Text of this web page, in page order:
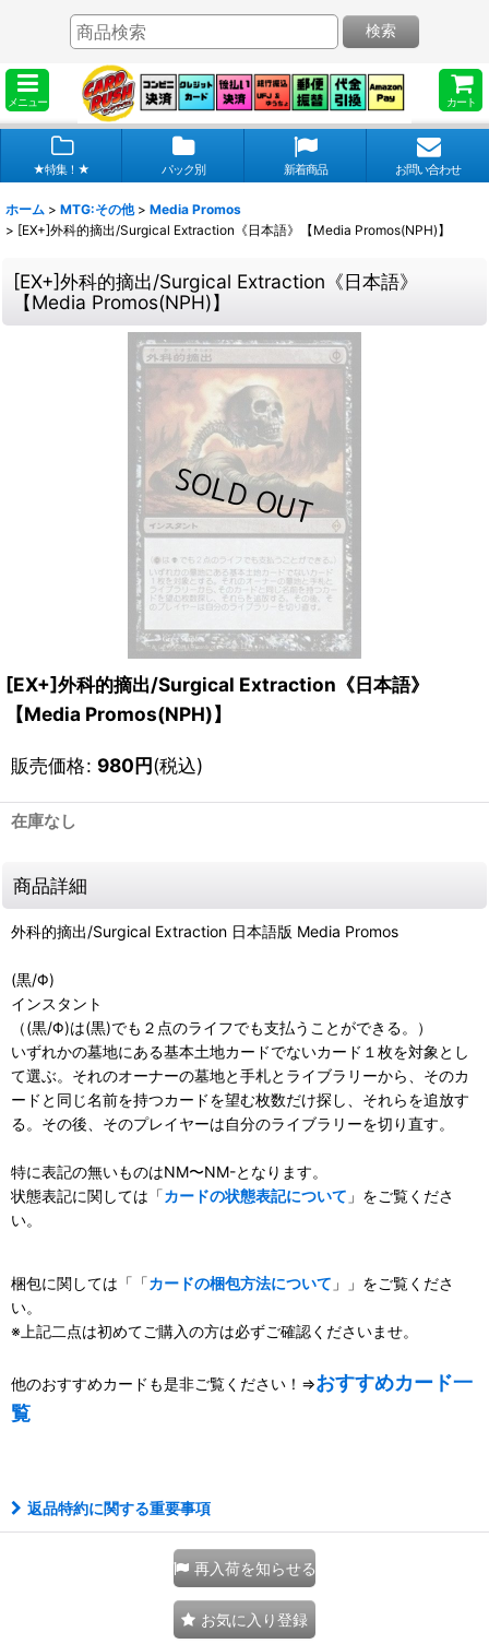
メニュー カート
検索
★特集！★ パック別 新着商品 お問い合わせ
ホーム > MTG:その他 > Media Promos
> [EX+]外科的摘出/Surgical Extraction《日本語》【Media Promos(NPH)】
[EX+]外科的摘出/Surgical Extraction《日本語》
【Media Promos(NPH)】
[EX+]外科的摘出/Surgical Extraction《日本語》
【Media Promos(NPH)】
販売価格: 980円(税込)
在庫なし
商品詳細
外科的摘出/Surgical Extraction 日本語版 Media Promos
(黒/Φ)
インスタント
（(黒/Φ)は(黒)でも２点のライフでも支払うことができる。）
いずれかの墓地にある基本土地カードでないカード１枚を対象とし
て選ぶ。それのオーナーの墓地と手札とライブラリーから、そのカ
ードと同じ名前を持つカードを望む枚数だけ探し、それらを追放す
る。その後、そのプレイヤーは自分のライブラリーを切り直す。
特に表記の無いものはNM〜NM-となります。
状態表記に関しては「カードの状態表記について 」をご覧くださ
い。
梱包に関しては「「カードの梱包方法について 」」をご覧くださ
い。
※上記二点は初めてご購入の方は必ずご確認くださいませ。
他のおすすめカードも是非ご覧ください！⇒おすすめカード一
覧
返品特約に関する重要事項
再入荷を知らせる
お気に入り登録